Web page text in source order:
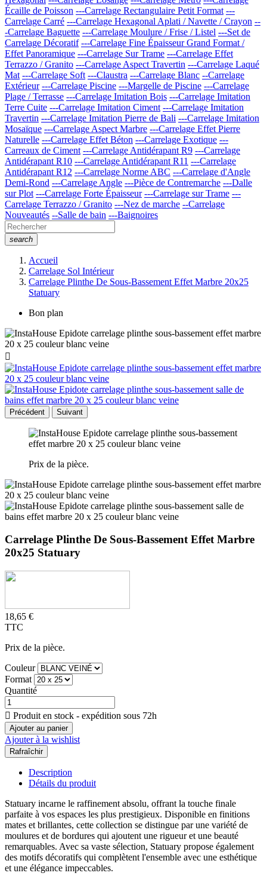
Écaille de Poisson ---Carrelage Rectangulaire Petit Format ---
Carrelage Carré ---Carrelage Hexagonal Aplati / Navette / Crayon --
-Carrelage Baguette ---Carrelage Moulure / Frise / Listel ---Set de
Carrelage Décoratif ---Carrelage Fine Épaisseur Grand Format /
Effet Panoramique ---Carrelage Sur Trame ---Carrelage Effet
Terrazzo / Granito ---Carrelage Aspect Travertin ---Carrelage Laqué
Mat ---Carrelage Soft ---Claustra ---Carrelage Blanc --Carrelage
Extérieur ---Carrelage Piscine ---Margelle de Piscine ---Carrelage
Plage / Terrasse ---Carrelage Imitation Bois ---Carrelage Imitation
Terre Cuite ---Carrelage Imitation Ciment ---Carrelage Imitation
Travertin ---Carrelage Imitation Pierre de Bali ---Carrelage Imitation
Mosaïque ---Carrelage Aspect Marbre ---Carrelage Effet Pierre
Naturelle ---Carrelage Effet Béton ---Carrelage Exotique ---
Carreaux de Ciment ---Carrelage Antidérapant R9 ---Carrelage
Antidérapant R10 ---Carrelage Antidérapant R11 ---Carrelage
Antidérapant R12 ---Carrelage Norme ABC ---Carrelage d'Angle
Demi-Rond ---Carrelage Angle ---Pièce de Contremarche ---Dalle
sur Plot ---Carrelage Forte Épaisseur ---Carrelage sur Trame ---
Carrelage Terrazzo / Granito ---Nez de marche --Carrelage
Nouveautés --Salle de bain ---Baignoires
search
Accueil
Carrelage Sol Intérieur
Carrelage Plinthe De Sous-Bassement Effet Marbre 20x25
Statuary
Bon plan

Précédent Suivant
Prix de la pièce.
Carrelage Plinthe De Sous-Bassement Effet Marbre
20x25 Statuary
18,65 €
TTC
Prix de la pièce.
Couleur
Format
Quantité
 Produit en stock - expédition sous 72h
Ajouter au panier
Ajouter à la wishlist
Description
Détails du produit
Statuary incarne le raffinement absolu, offrant la touche finale
parfaite à vos espaces les plus prestigieux. Disponible en finitions
mates et brillantes, cette collection se distingue par une variété de
moulures et de bordures qui ajoutent une rigueur et une beauté
remarquables. Avec sa vaste sélection, Statuary propose également
des motifs décoratifs qui complètent l'ensemble avec une esthétique
et une élégance impeccables.